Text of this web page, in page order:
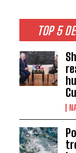
TOP 5